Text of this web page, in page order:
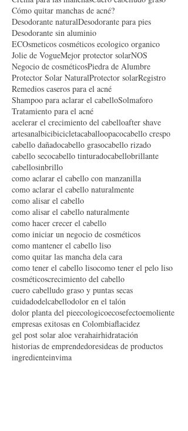
Como cuidar la piel a los 30Como quitar el acne
Crema para las manchasCuero cabelludo graso
Cómo quitar manchas de acné?
Desodorante naturalDesodorante para pies
Desodorante sin aluminio
ECOsmeticos cosméticos ecologico organico
Jolie de VogueMejor protector solarNOS
Negocio de cosméticos Piedra de Alumbre
Protector Solar NaturalProtector solarRegistro
Remedios caseros para el acné
Shampoo para aclarar el cabelloSolmaforo
Tratamiento para el acné
acelerar el crecimiento del cabelloafter shave
artesanalbicibicicletacaballoopacocabello crespo
cabello dañadocabello graso
cabello secocabello tinturadocabellobrillante
cabellosinbrillo
como aclarar el cabello con manzanilla
como aclarar el cabello naturalmente
como alisar el cabello
como alisar el cabello naturalmente
como hacer crecer el cabello
como iniciar un negocio de cosméticos
como mantener el cabello liso
como quitar las mancha dela cara
como tener el cabello lisocomo tener el pelo liso
cosméticoscrecimiento del cabello
cuero cabelludo graso y puntas secas
cuidadodelcabello dolor en el talón
dolor planta del pieecologicoecosefecto
empresas exitosas en Colombiaflacidez
gel post solar aloe vera